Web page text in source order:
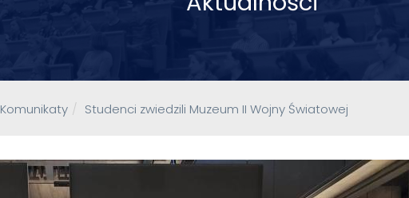
Komunikaty Studenci zwiedzili Muzeum II Wojny Światowej